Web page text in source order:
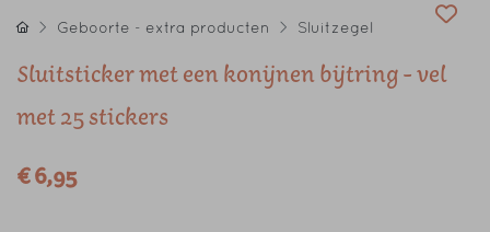
Geboorte - extra producten Sluitzegel
Sluitsticker met een konijnen bijtring - vel
met 25 stickers
€ 6,95